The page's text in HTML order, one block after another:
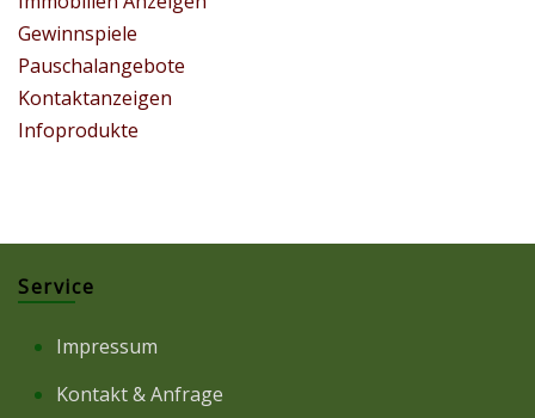
Gewinnspiele
Pauschalangebote
Kontaktanzeigen
Infoprodukte
Service
Impressum
Kontakt & Anfrage